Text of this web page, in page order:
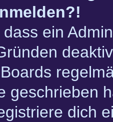
ein
geschrieben
dich